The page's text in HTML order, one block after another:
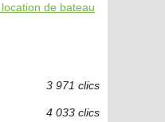
de bateau
3 971 clics
4 033 clics